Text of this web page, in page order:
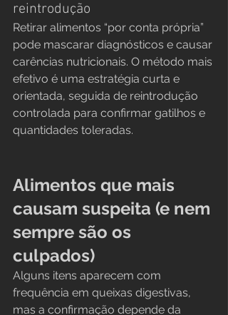
reintrodução
Retirar alimentos “por conta própria”
pode mascarar diagnósticos e causar
carências nutricionais. O método mais
efetivo é uma estratégia curta e
orientada, seguida de reintrodução
controlada para confirmar gatilhos e
quantidades toleradas.
Alimentos que mais
causam suspeita (e nem
sempre são os
culpados)
Alguns itens aparecem com
frequência em queixas digestivas,
mas a confirmação depende da